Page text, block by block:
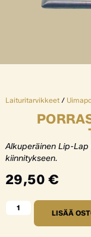
Laituritarvikkeet/
Alkuperäinen Lip-
kiinnitykseen.
29,50€
LISÄÄ